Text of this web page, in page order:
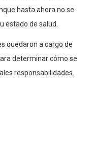
hasta ahora no se
estado de salud.
quedaron a cargo de
determinar cómo se
responsabilidades.